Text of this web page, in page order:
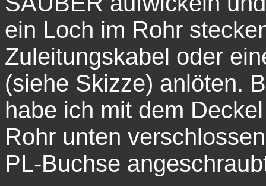
ein Loch im Rohr
Zuleitungskabel oder
(siehe Skizze) anlöten.
habe ich mit dem
Rohr unten
PL-Buchse